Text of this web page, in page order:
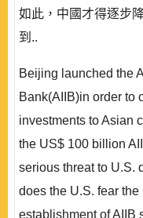
如此，中國才得逐步
到..
Beijing launched the
Bank(AIIB)in order to
investments to Asian
the US$ 100 billion
serious threat to U.S.
does the U.S. fear
establishment of AIIB